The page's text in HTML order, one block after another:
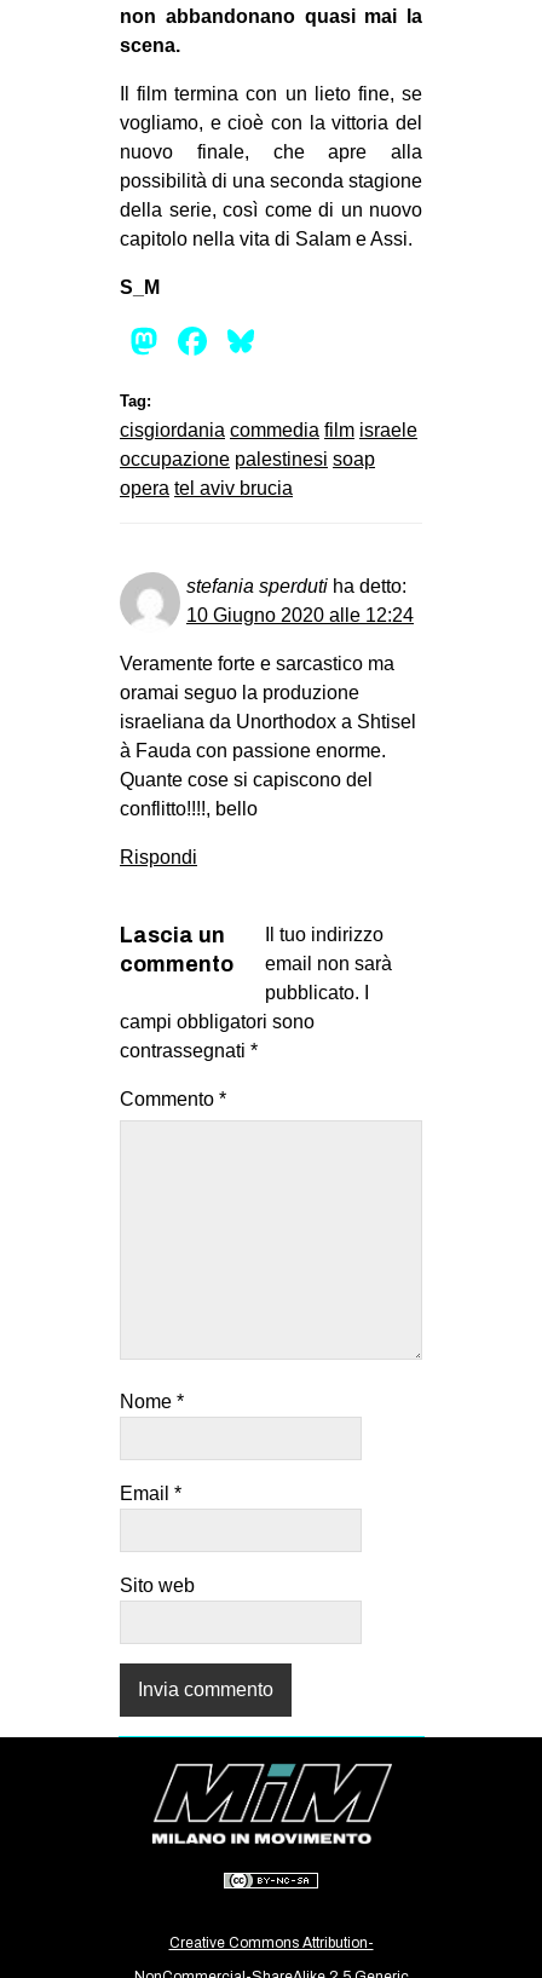
non abbandonano quasi mai la
scena.
Il film termina con un lieto fine, se
vogliamo, e cioè con la vittoria del
nuovo finale, che apre alla
possibilità di una seconda stagione
della serie, così come di un nuovo
capitolo nella vita di Salam e Assi.
S_M
Mastodon
Facebook
Tag:
cisgiordania commedia film israele
occupazione palestinesi soap
opera tel aviv brucia
stefania sperduti ha detto:
10 Giugno 2020 alle 12:24
Veramente forte e sarcastico ma
oramai seguo la produzione
israeliana da Unorthodox a Shtisel
à Fauda con passione enorme.
Quante cose si capiscono del
conflitto!!!!, bello
Rispondi
Lascia un
commento
Il tuo indirizzo
email non sarà
pubblicato.
campi obbligatori sono
contrassegnati *
Commento *
Nome *
Email *
Sito web
Creative Commons Attribution-